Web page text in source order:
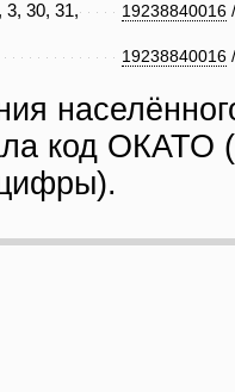
19238840016
3, 30, 31,
19238840016
код ОКАТО